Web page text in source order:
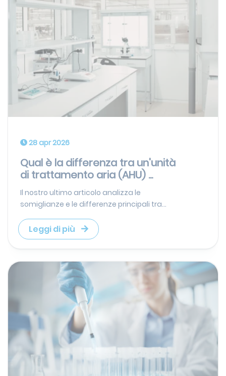
28 apr 2026
Qual è la differenza tra un'unità
di trattamento aria (AHU) ...
Il nostro ultimo articolo analizza le
somiglianze e le differenze principali tra...
Leggi di più